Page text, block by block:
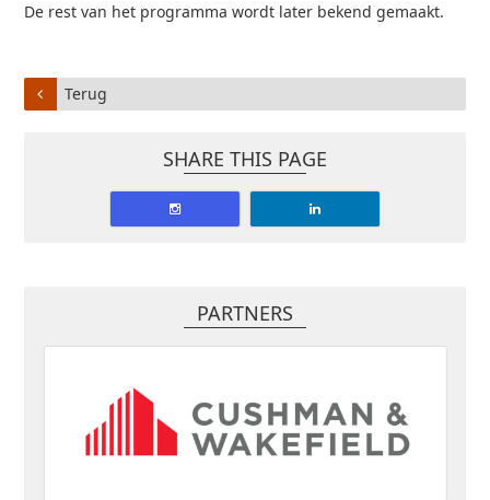
De rest van het programma wordt later bekend gemaakt.
Terug
SHARE THIS PAGE
PARTNERS